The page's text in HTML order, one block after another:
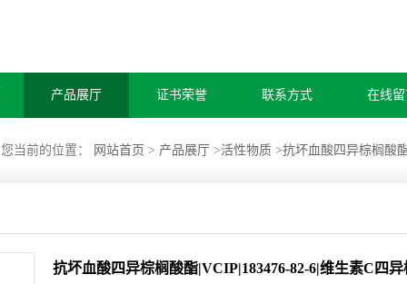
产品展厅 证书荣誉 联系方式 在线
您当前的位置： 网站首页 > 产品展厅 >活性物质 >抗坏血酸四异棕榈酸
抗坏血酸四异棕榈酸酯|VCIP|183476-82-6|维生素C四